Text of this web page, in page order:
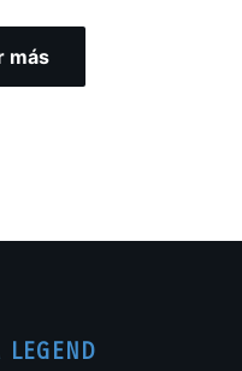
más
LEGEND